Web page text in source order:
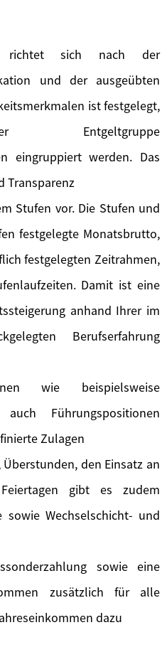
richtet sich nach der
und der ausgeübten
ist festgelegt,
eingruppiert werden. Das
Transparenz
Stufen vor. Die Stufen und
festgelegte Monatsbrutto,
festgelegten Zeitrahmen,
Damit ist eine
anhand Ihrer im
Berufserfahrung
wie beispielsweise
Führungspositionen
Zulagen
den Einsatz an
gibt es zudem
sowie Wechselschicht- und
sowie eine
zusätzlich für alle
dazu